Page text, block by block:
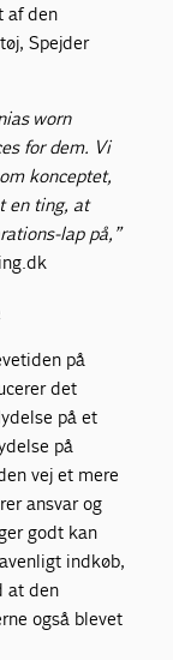
af den
Spejder
worn
for dem. Vi
konceptet,
en ting, at
lap på,”
på
det
på et
på
vej et mere
ansvar og
godt kan
indkøb,
at den
også blevet